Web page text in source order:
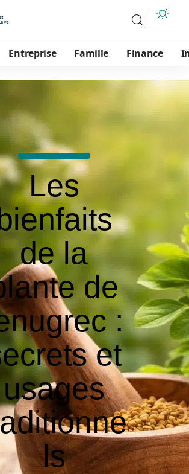
Entreprise Famille Finance
Les
de la
de
:
et
usages
ls